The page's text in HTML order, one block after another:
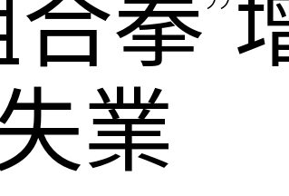
合拳
業